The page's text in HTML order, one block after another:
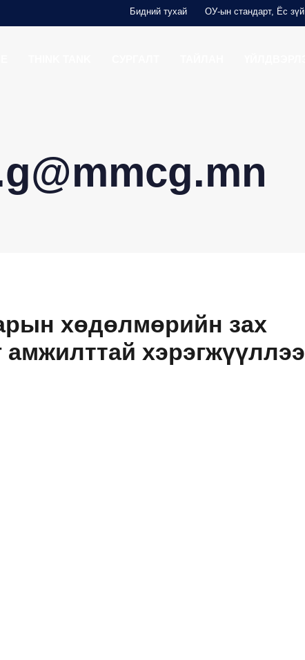
Бидний тухай ОУ-ын стандарт, Ёс зүй
хөдөлмөрийн зах
амжилттай хэрэгжүүллээ